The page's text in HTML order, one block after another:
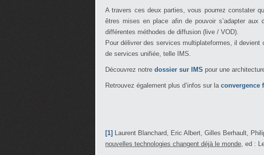
A travers ces deux parties, vous pourrez constater
êtres mises en place afin de pouvoir s’adapter
différentes méthodes de diffusion (live / VOD).
Pour délivrer des services multiplateformes, il
de services unifiée, telle IMS.
Découvrez notre dossier sur IMS pour une
Retrouvez également plus d’infos sur la convergence
[1] Laurent Blanchard, Eric Albert, Gilles Berhault,
nouvelles technologies changent déjà le monde, ed :